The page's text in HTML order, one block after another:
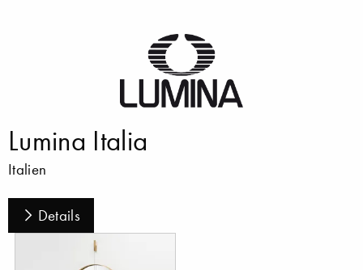
Lumina Italia
Italien
Details